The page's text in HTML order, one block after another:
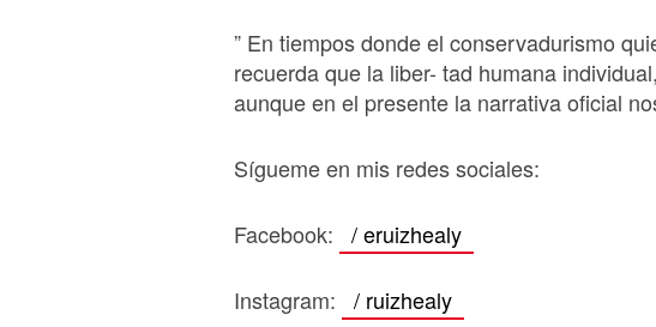
” En tiempos donde el conservadurismo
recuerda que la liber- tad humana
aunque en el presente la narrativa oficial
Sígueme en mis redes sociales:
Facebook: / eruizhealy
Instagram: / ruizhealy